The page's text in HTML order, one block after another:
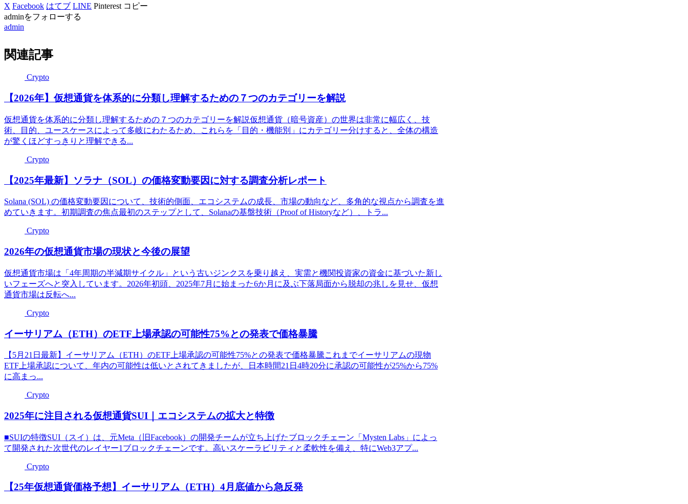
X Facebook はてブ LINE Pinterest コピー
adminをフォローする
admin
関連記事
Crypto
【2026年】仮想通貨を体系的に分類し理解するための７つのカテゴリーを解説
仮想通貨を体系的に分類し理解するための７つのカテゴリーを解説仮想通貨（暗号資産）の世界は非常に幅広く、技
術、目的、ユースケースによって多岐にわたるため、これらを「目的・機能別」にカテゴリー分けすると、全体の構造
が驚くほどすっきりと理解できる...
Crypto
【2025年最新】ソラナ（SOL）の価格変動要因に対する調査分析レポート
Solana (SOL) の価格変動要因について、技術的側面、エコシステムの成長、市場の動向など、多角的な視点から調査を進
めていきます。初期調査の焦点最初のステップとして、Solanaの基盤技術（Proof of Historyなど）、トラ...
Crypto
2026年の仮想通貨市場の現状と今後の展望
仮想通貨市場は「4年周期の半減期サイクル」という古いジンクスを乗り越え、実需と機関投資家の資金に基づいた新し
いフェーズへと突入しています。2026年初頭、2025年7月に始まった6か月に及ぶ下落局面から脱却の兆しを見せ、仮想
通貨市場は反転へ...
Crypto
イーサリアム（ETH）のETF上場承認の可能性75%との発表で価格暴騰
【5月21日最新】イーサリアム（ETH）のETF上場承認の可能性75%との発表で価格暴騰これまでイーサリアムの現物
ETF上場承認について、年内の可能性は低いとされてきましたが、日本時間21日4時20分に承認の可能性が25%から75%
に高まっ...
Crypto
2025年に注目される仮想通貨SUI｜エコシステムの拡大と特徴
■SUIの特徴SUI（スイ）は、元Meta（旧Facebook）の開発チームが立ち上げたブロックチェーン「Mysten Labs」によっ
て開発された次世代のレイヤー1ブロックチェーンです。高いスケーラビリティと柔軟性を備え、特にWeb3アプ...
Crypto
【25年仮想通貨価格予想】イーサリアム（ETH）4月底値から急反発